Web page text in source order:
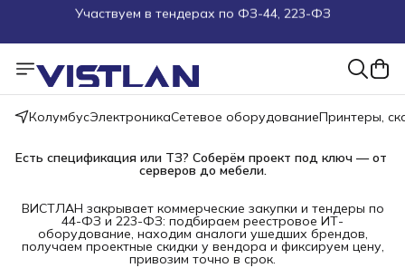
Пуско-наладочные работы
Пришлите запрос на e-mail или в чат
Более 100 000 позиций в наличии и под заказ
КолумбусЭлектроникаСетевое оборудованиеПринтеры,
Есть спецификация или ТЗ? Соберём проект под ключ — от
серверов до мебели.
ВИСТЛАН закрывает коммерческие закупки и тендеры по
44-ФЗ и 223-ФЗ: подбираем реестровое ИТ-
оборудование, находим аналоги ушедших брендов,
получаем проектные скидки у вендора и фиксируем цену,
привозим точно в срок.